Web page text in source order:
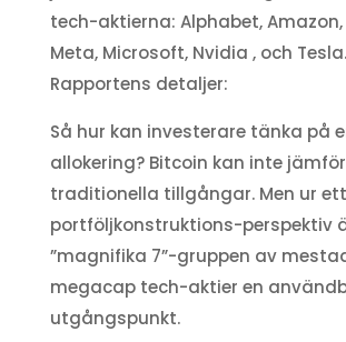
tech-aktierna: Alphabet, Amazon,
Meta, Microsoft, Nvidia , och Tesla.
Rapportens detaljer:
Så hur kan investerare tänka på
allokering? Bitcoin kan inte
traditionella tillgångar. Men ur ett
portföljkonstruktions-perspektiv
”magnifika 7”-gruppen av
megacap tech-aktier en
utgångspunkt.